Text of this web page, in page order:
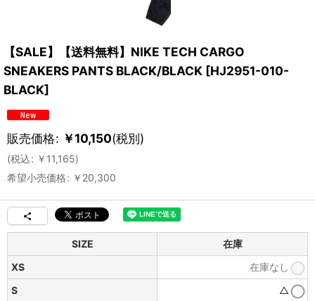
【SALE】【送料無料】NIKE TECH CARGO
SNEAKERS PANTS BLACK/BLACK [HJ2951-010-
BLACK]
販売価格: ￥10,150(税別)
(税込: ￥ 11,165)
希望小売価格: ￥ 20,300
SIZE
在庫
XS
在庫なし
S
△